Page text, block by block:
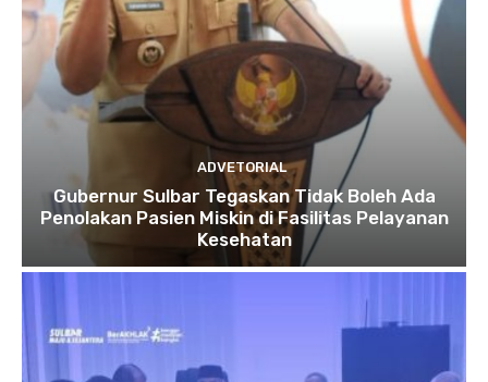
ADVETORIAL
Gubernur Sulbar Tegaskan Tidak Boleh Ada
Penolakan Pasien Miskin di Fasilitas Pelayanan
Kesehatan